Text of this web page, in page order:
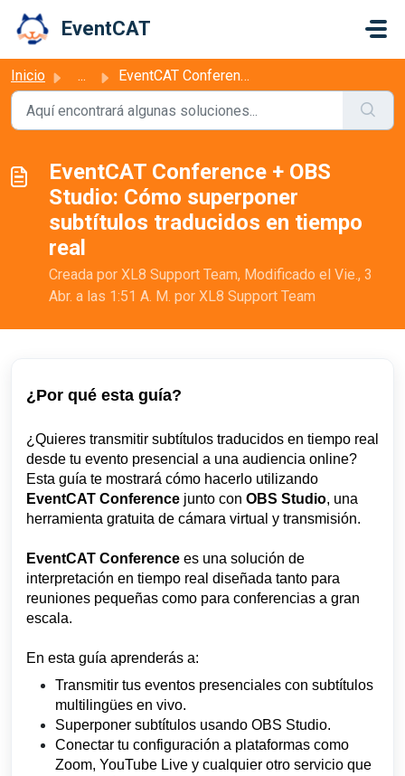
EventCAT
Inicio ... EventCAT Conference + OBS Studio: Cómo superponer subtítu...
EventCAT Conference + OBS
Studio: Cómo superponer
subtítulos traducidos en tiempo
real
Creada por XL8 Support Team, Modificado el Vie., 3
Abr. a las 1:51 A. M. por XL8 Support Team
¿Por qué esta guía?
¿Quieres transmitir subtítulos traducidos en tiempo real
desde tu evento presencial a una audiencia online?
Esta guía te mostrará cómo hacerlo utilizando
EventCAT Conference junto con OBS Studio, una
herramienta gratuita de cámara virtual y transmisión.
EventCAT Conference es una solución de
interpretación en tiempo real diseñada tanto para
reuniones pequeñas como para conferencias a gran
escala.
En esta guía aprenderás a:
Transmitir tus eventos presenciales con subtítulos
multilingües en vivo.
Superponer subtítulos usando OBS Studio.
Conectar tu configuración a plataformas como
Zoom, YouTube Live y cualquier otro servicio que